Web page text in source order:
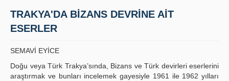
Dergi Kurulları
Yayın Politikaları
TRAKYA'DA BİZANS DEVRİNE AİT
ESERLER
SEMAVİ EYİCE
Doğu veya Türk Trakya’sında, Bizans ve Türk devirleri eserlerini
araştırmak ve bunları incelemek gayesiyle 1961 ile 1962 yılları